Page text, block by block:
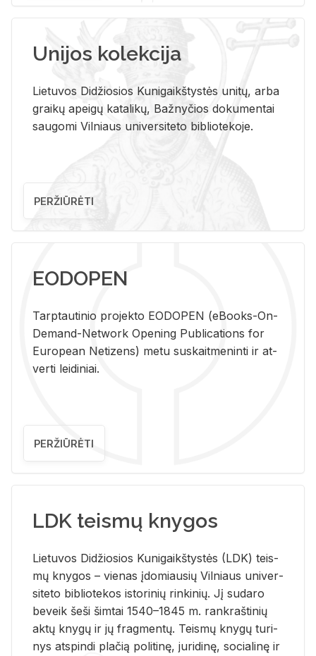
Unijos kolekcija
Lietuvos Didžiosios Kunigaikštystės unitų, arba
graikų apeigų katalikų, Bažnyčios dokumentai
saugomi Vilniaus universiteto bibliotekoje.
PERŽIŪRĖTI
EODOPEN
Tarp­tau­ti­nio pro­jek­to EO­DO­PEN (eBo­oks-On-
De­mand-Ne­twork Ope­ning Pub­li­ca­tions for
Eu­ro­pe­an Ne­ti­zens) metu su­skait­me­nin­ti ir at­
ver­ti lei­di­niai.
PERŽIŪRĖTI
LDK teismų knygos
Lie­tu­vos Di­džio­sios Ku­ni­gaikš­tys­tės (LDK) teis­
mų kny­gos – vie­nas įdo­miau­sių Vil­niaus uni­ver­
si­te­to bi­b­lio­te­kos is­to­ri­nių rin­ki­nių. Jį su­da­ro
be­veik šeši šim­tai 1540–1845 m. rank­raš­ti­nių
aktų kny­gų ir jų frag­men­tų. Teis­mų kny­gų tu­ri­
nys at­spin­di pla­čią po­li­ti­nę, ju­ri­di­nę, so­cia­li­nę ir